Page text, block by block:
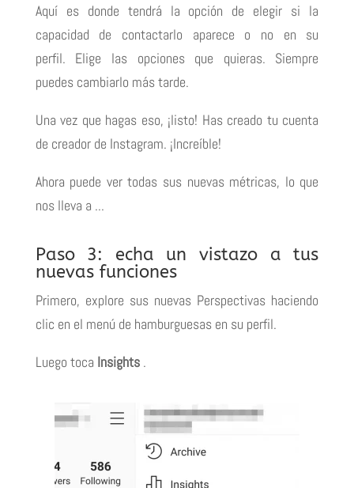
Aquí es donde tendrá la opción de elegir si la
capacidad de contactarlo aparece o no en su
perfil.
Elige las opciones que quieras.
Siempre
puedes cambiarlo más tarde.
Una vez que hagas eso, ¡listo! Has creado tu cuenta
de creador de Instagram. ¡Increíble!
Ahora puede ver todas sus nuevas métricas, lo que
nos lleva a ...
Paso 3: echa un vistazo a tus
nuevas funciones
Primero, explore sus nuevas Perspectivas haciendo
clic en el menú de hamburguesas en su perfil.
Luego toca Insights .